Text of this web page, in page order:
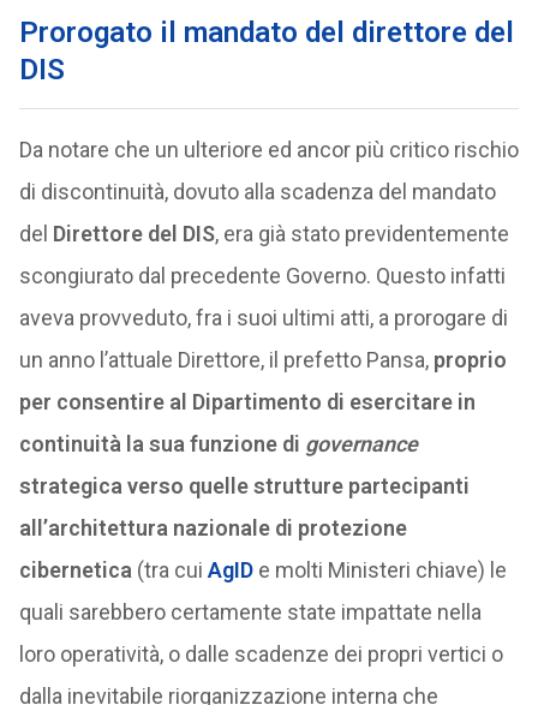
Prorogato il mandato del direttore del
DIS
Da notare che un ulteriore ed ancor più critico rischio
di discontinuità, dovuto alla scadenza del mandato
del Direttore del DIS, era già stato previdentemente
scongiurato dal precedente Governo. Questo infatti
aveva provveduto, fra i suoi ultimi atti, a prorogare di
un anno l’attuale Direttore, il prefetto Pansa, proprio
per consentire al Dipartimento di esercitare in
continuità la sua funzione di governance
strategica verso quelle strutture partecipanti
all’architettura nazionale di protezione
cibernetica (tra cui AgID e molti Ministeri chiave) le
quali sarebbero certamente state impattate nella
loro operatività, o dalle scadenze dei propri vertici o
dalla inevitabile riorganizzazione interna che